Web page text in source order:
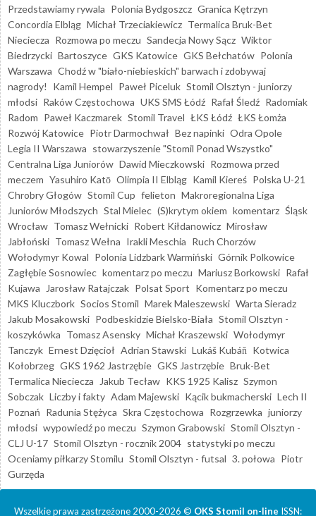
Przedstawiamy rywala Polonia Bydgoszcz Granica Kętrzyn
Concordia Elbląg Michał Trzeciakiewicz Termalica Bruk-Bet
Nieciecza Rozmowa po meczu Sandecja Nowy Sącz Wiktor
Biedrzycki Bartoszyce GKS Katowice GKS Bełchatów Polonia
Warszawa Chodź w "biało-niebieskich" barwach i zdobywaj
nagrody!
Kamil Hempel Paweł Piceluk Stomil Olsztyn - juniorzy
młodsi Raków Częstochowa UKS SMS Łódź Rafał Śledź Radomiak
Radom Paweł Kaczmarek Stomil Travel ŁKS Łódź ŁKS Łomża
Rozwój Katowice Piotr Darmochwał Bez napinki Odra Opole
Legia II Warszawa stowarzyszenie "Stomil Ponad Wszystko"
Centralna Liga Juniorów Dawid Mieczkowski Rozmowa przed
meczem Yasuhiro Katō Olimpia II Elbląg Kamil Kiereś Polska U-21
Chrobry Głogów Stomil Cup felieton Makroregionalna Liga
Juniorów Młodszych Stal Mielec (S)krytym okiem komentarz Śląsk
Wrocław Tomasz Wełnicki Robert Kiłdanowicz Mirosław
Jabłoński Tomasz Wełna Irakli Meschia Ruch Chorzów
Wołodymyr Kowal Polonia Lidzbark Warmiński Górnik Polkowice
Zagłębie Sosnowiec komentarz po meczu Mariusz Borkowski Rafał
Kujawa
Jarosław Ratajczak Polsat Sport Komentarz po meczu
MKS Kluczbork Socios Stomil Marek Maleszewski Warta Sieradz
Jakub Mosakowski Podbeskidzie Bielsko-Biała Stomil Olsztyn -
koszykówka Tomasz Asensky Michał Kraszewski Wołodymyr
Tanczyk Ernest Dzięcioł Adrian Stawski Lukáš Kubáň Kotwica
Kołobrzeg GKS 1962 Jastrzębie GKS Jastrzębie Bruk-Bet
Termalica Nieciecza
Jakub Tecław KKS 1925 Kalisz Szymon
Sobczak Liczby i fakty Adam Majewski Kącik bukmacherski Lech II
Poznań Radunia Stężyca Skra Częstochowa Rozgrzewka juniorzy
młodsi wypowiedź po meczu Szymon Grabowski Stomil Olsztyn -
CLJ U-17 Stomil Olsztyn - rocznik 2004 statystyki po meczu
Oceniamy piłkarzy Stomilu Stomil Olsztyn - futsal 3. połowa Piotr
Gurzęda
Wszelkie prawa zastrzeżone 2000-2026 © OKS Stomil on-line ISSN: